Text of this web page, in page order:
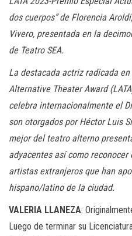
dos cuerpos” de Florencia
Vivero, presentada en la
de Teatro SEA.
La destacada actriz radicada
Alternative Theater Award
celebra internacionalmente el
son otorgados por Héctor Luis
mejor del teatro alterno
adyacentes así como
artistas extranjeros que han
hispano/latino de la ciudad.
VALERIA LLANEZA:
Luego de terminar su